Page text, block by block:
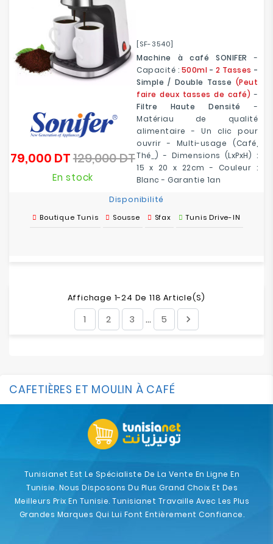
[SF-3540]
Machine à café SONIFER -
Capacité : 500ml - 2 Tasses -
Simple / Double Tasse (Peut
faire deux tasses de café) -
Filtre Haute Densité -
Matériau de qualité
alimentaire - Un clic pour
ouvrir - Multi-usage (Café,
Thé,,,) - Dimensions (LxPxH) :
15 x 20 x 22cm - Couleur :
Blanc - Garantie 1an
79,000 DT Prix
base
129,000 DTPrix
En stock
Disponibilité
Boutique Tunis Sousse Sfax Tunis Drive-IN
Affichage 1-24 De 118 Article(s)
1 2 3 … 5 
CAFETIÈRES ET MOULIN À CAFÉ
Tunisianet Est Le Spécialiste De La Vente En Ligne En
Tunisie. Nous Disposons Du Plus Grand Choix Et Des
Meilleurs Prix En Tunisie. Tunisianet Travaille Avec Les Plus
Grandes Marques Qui Lui Font Entièrement Confiance.